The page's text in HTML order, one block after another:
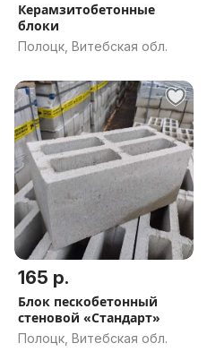
Керамзитобетонные
блоки
Полоцк, Витебская обл.
165 р.
Блок пескобетонный
стеновой «Стандарт»
Полоцк, Витебская обл.